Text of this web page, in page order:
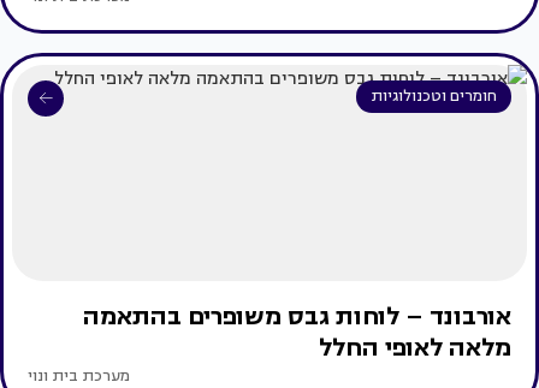
חומרים וטכנולוגיות
אורבונד – לוחות גבס משופרים בהתאמה
מלאה לאופי החלל
מערכת בית ונוי